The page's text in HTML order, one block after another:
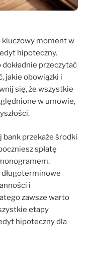
moment w
hipoteczny.
przeczytać
jakie obowiązki i
się, że wszystkie
w umowie,
przekaże środki
spłatę
i
zawsze warto
etapy
hipoteczny dla